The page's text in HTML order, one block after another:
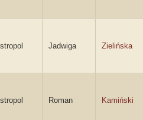
Jadwiga Zielińska
Roman Kamiński